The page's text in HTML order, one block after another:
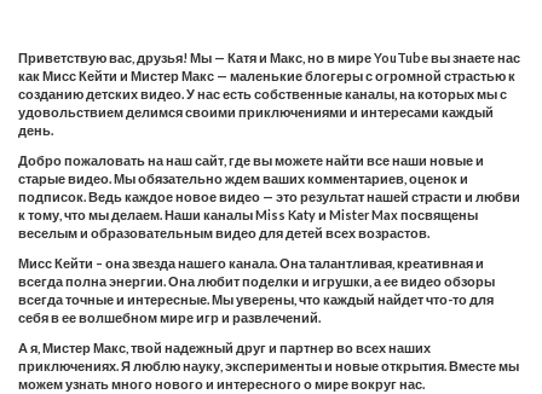
Приветствую вас, друзья! Мы — Катя и Макс, но в мире YouTube вы знаете нас
как Мисс Кейти и Мистер Макс — маленькие блогеры с огромной страстью к
созданию детских видео. У нас есть собственные каналы, на которых мы с
удовольствием делимся своими приключениями и интересами каждый
день.
Добро пожаловать на наш сайт, где вы можете найти все наши новые и
старые видео. Мы обязательно ждем ваших комментариев, оценок и
подписок. Ведь каждое новое видео — это результат нашей страсти и любви
к тому, что мы делаем. Наши каналы Miss Katy и Mister Max посвящены
веселым и образовательным видео для детей всех возрастов.
Мисс Кейти – она звезда нашего канала. Она талантливая, креативная и
всегда полна энергии. Она любит поделки и игрушки, а ее видео обзоры
всегда точные и интересные. Мы уверены, что каждый найдет что-то для
себя в ее волшебном мире игр и развлечений.
А я, Мистер Макс, твой надежный друг и партнер во всех наших
приключениях. Я люблю науку, эксперименты и новые открытия. Вместе мы
можем узнать много нового и интересного о мире вокруг нас.